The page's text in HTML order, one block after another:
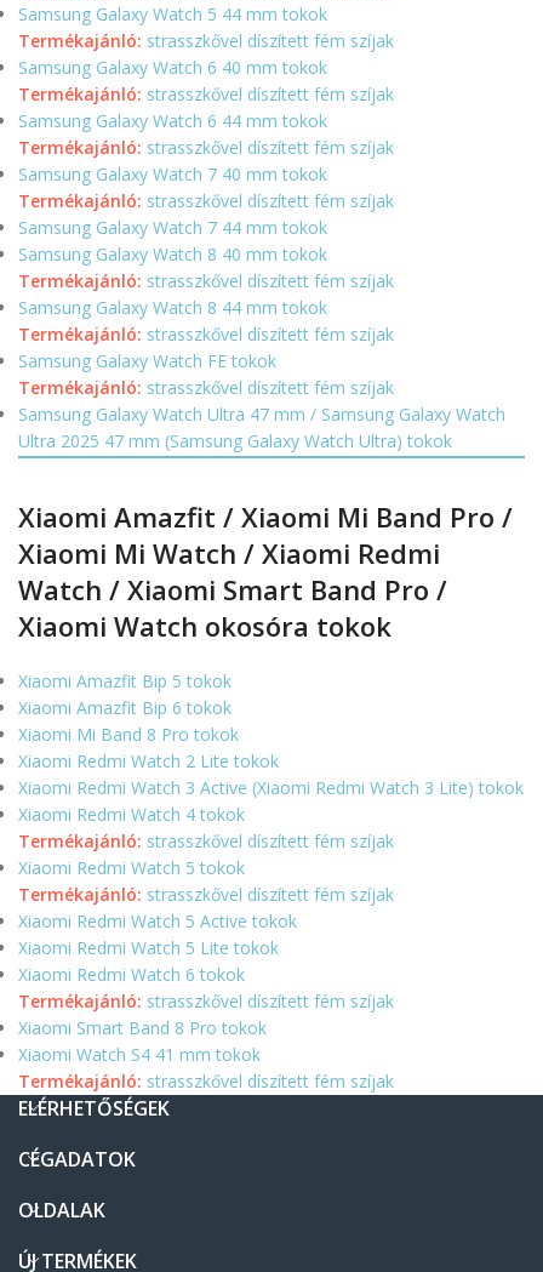
Samsung Galaxy Watch 5 44 mm tokok
Termékajánló: strasszkővel díszített fém szíjak
Samsung Galaxy Watch 6 40 mm tokok
Termékajánló: strasszkővel díszített fém szíjak
Samsung Galaxy Watch 6 44 mm tokok
Termékajánló: strasszkővel díszített fém szíjak
Samsung Galaxy Watch 7 40 mm tokok
Termékajánló: strasszkővel díszített fém szíjak
Samsung Galaxy Watch 7 44 mm tokok
Samsung Galaxy Watch 8 40 mm tokok
Termékajánló: strasszkővel díszített fém szíjak
Samsung Galaxy Watch 8 44 mm tokok
Termékajánló: strasszkővel díszített fém szíjak
Samsung Galaxy Watch FE tokok
Termékajánló: strasszkővel díszített fém szíjak
Samsung Galaxy Watch Ultra 47 mm / Samsung Galaxy Watch
Ultra 2025 47 mm (Samsung Galaxy Watch Ultra) tokok
Xiaomi Amazfit / Xiaomi Mi Band Pro /
Xiaomi Mi Watch / Xiaomi Redmi
Watch / Xiaomi Smart Band Pro /
Xiaomi Watch okosóra tokok
Xiaomi Amazfit Bip 5 tokok
Xiaomi Amazfit Bip 6 tokok
Xiaomi Mi Band 8 Pro tokok
Xiaomi Redmi Watch 2 Lite tokok
Xiaomi Redmi Watch 3 Active (Xiaomi Redmi Watch 3 Lite) tokok
Xiaomi Redmi Watch 4 tokok
Termékajánló: strasszkővel díszített fém szíjak
Xiaomi Redmi Watch 5 tokok
Termékajánló: strasszkővel díszített fém szíjak
Xiaomi Redmi Watch 5 Active tokok
Xiaomi Redmi Watch 5 Lite tokok
Xiaomi Redmi Watch 6 tokok
Termékajánló: strasszkővel díszített fém szíjak
Xiaomi Smart Band 8 Pro tokok
Xiaomi Watch S4 41 mm tokok
Termékajánló: strasszkővel díszített fém szíjak
ELÉRHETŐSÉGEK
CÉGADATOK
OLDALAK
ÚJ TERMÉKEK